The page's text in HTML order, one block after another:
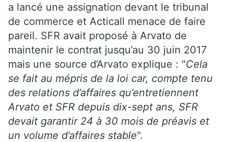
a lancé une assignation devant le tribunal
de commerce et Acticall menace de faire
pareil. SFR avait proposé à Arvato de
maintenir le contrat jusqu’au 30 juin 2017
mais une source d’Arvato explique : "Cela
se fait au mépris de la loi car, compte tenu
des relations d’affaires qu’entretiennent
Arvato et SFR depuis dix-sept ans, SFR
devait garantir 24 à 30 mois de préavis et
un volume d’affaires stable".